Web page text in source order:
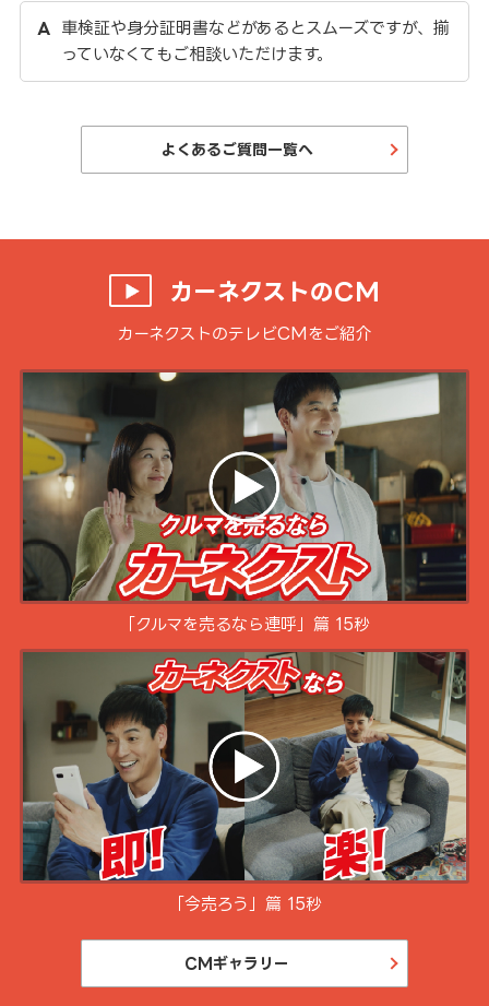
車検証や身分証明書などがあるとスムーズですが、揃
っていなくてもご相談いただけます。
よくあるご質問一覧へ
カーネクストのCM
カーネクストのテレビCMをご紹介
CMギャラリー
「クルマを売るなら連呼」篇 15秒
「今売ろう」篇 15秒